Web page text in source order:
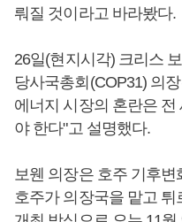
뤄질 것이라고 바라봤다.
26일(현지시각) 크리스
당사국총회(COP31) 의
에너지 시장의 혼란은
야 한다"고 설명했다.
보웬 의장은 호주 기후
호주가 의장국을 맡고